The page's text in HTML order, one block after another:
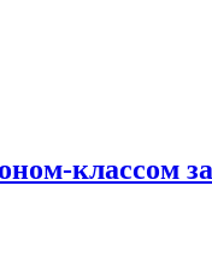
классом